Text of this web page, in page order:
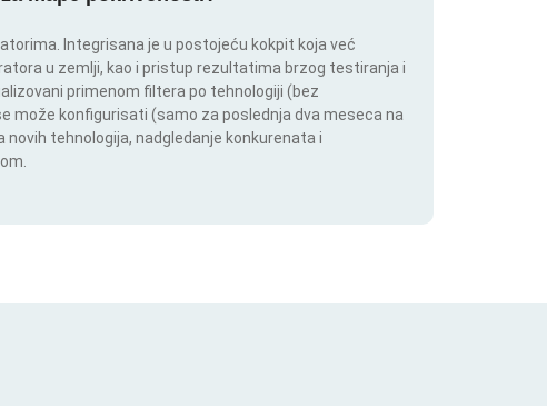
Integrisana je u postojeću kokpit koja već
u zemlji, kao i pristup rezultatima brzog testiranja i
primenom filtera po tehnologiji (bez
može konfigurisati (samo za poslednja dva meseca na
tehnologija, nadgledanje konkurenata i